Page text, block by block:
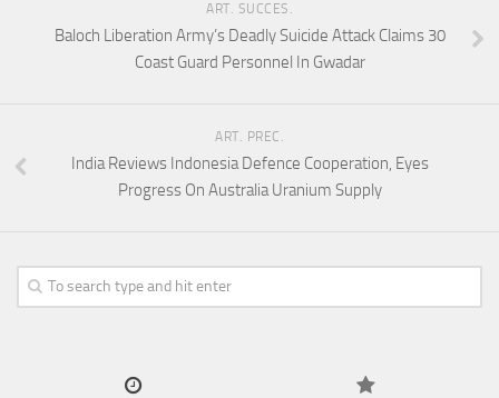
ART. SUCCES.
Baloch Liberation Army’s Deadly Suicide Attack Claims 30
Coast Guard Personnel In Gwadar
ART. PREC.
India Reviews Indonesia Defence Cooperation, Eyes
Progress On Australia Uranium Supply